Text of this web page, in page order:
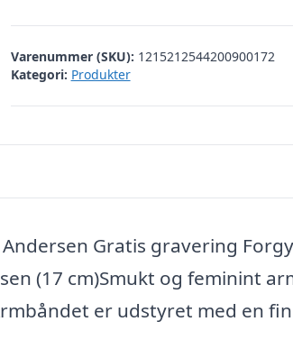
Varenummer (SKU): 1215212544200900172
Kategori: Produkter
Gratis gravering
(17 cm)Smukt og feminint
er udstyret med en